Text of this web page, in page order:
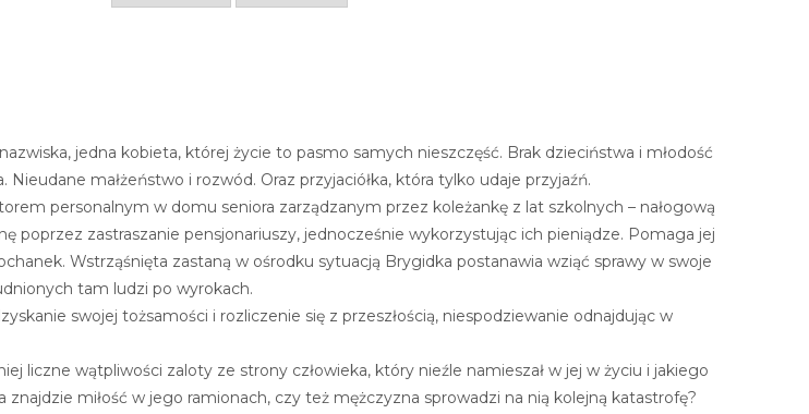
jedna kobieta, której życie to pasmo samych nieszczęść. Brak dzieciństwa i młodość
małżeństwo i rozwód. Oraz przyjaciółka, która tylko udaje przyjaźń.
personalnym w domu seniora zarządzanym przez koleżankę z lat szkolnych – nałogową
poprzez zastraszanie pensjonariuszy, jednocześnie wykorzystując ich pieniądze. Pomaga jej
Wstrząśnięta zastaną w ośrodku sytuacją Brygidka postanawia wziąć sprawy w swoje
tam ludzi po wyrokach.
swojej tożsamości i rozliczenie się z przeszłością, niespodziewanie odnajdując w
liczne wątpliwości zaloty ze strony człowieka, który nieźle namieszał w jej w życiu i jakiego
znajdzie miłość w jego ramionach, czy też mężczyzna sprowadzi na nią kolejną katastrofę?